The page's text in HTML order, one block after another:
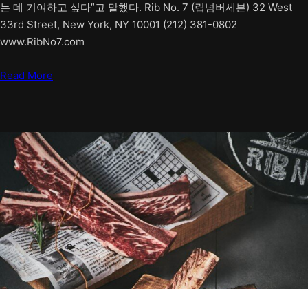
는 데 기여하고 싶다”고 말했다. Rib No. 7 (립넘버세븐) 32 West
33rd Street, New York, NY 10001 (212) 381-0802
www.RibNo7.com
Read More